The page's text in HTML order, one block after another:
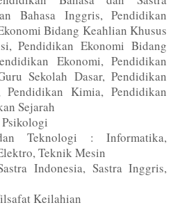
Bahasa Inggris, Pendidikan
Bidang Keahlian Khusus
Pendidikan Ekonomi Bidang
Ekonomi, Pendidikan
Sekolah Dasar, Pendidikan
Pendidikan Kimia, Pendidikan
Sejarah
Teknologi : Informatika,
Teknik Mesin
Indonesia, Sastra Inggris,
Keilahian